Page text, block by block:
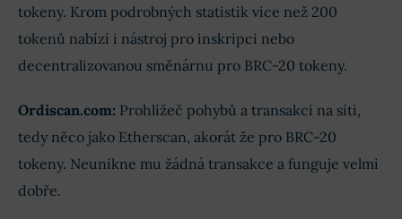
tokeny. Krom podrobných statistik více než 200
tokenů nabízí i nástroj pro inskripci nebo
decentralizovanou směnárnu pro BRC-20 tokeny.
Ordiscan.com: Prohlížeč pohybů a transakcí na síti,
tedy něco jako Etherscan, akorát že pro BRC-20
tokeny. Neunikne mu žádná transakce a funguje velmi
dobře.